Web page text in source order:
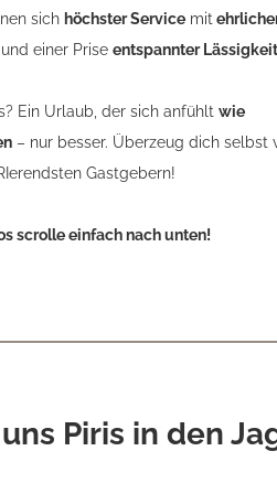
sichhöchster Service mit
und einer Priseentspannter
Ein Urlaub, der sich anfühltwie
– nur besser. Überzeug dich selbst
Gastgebern!
scrolle einfach nach unten!
Piris in den